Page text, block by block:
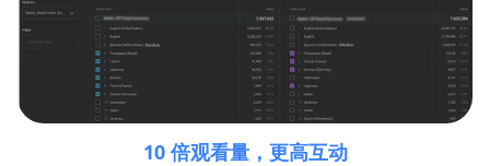
10 倍观看量，更高互动